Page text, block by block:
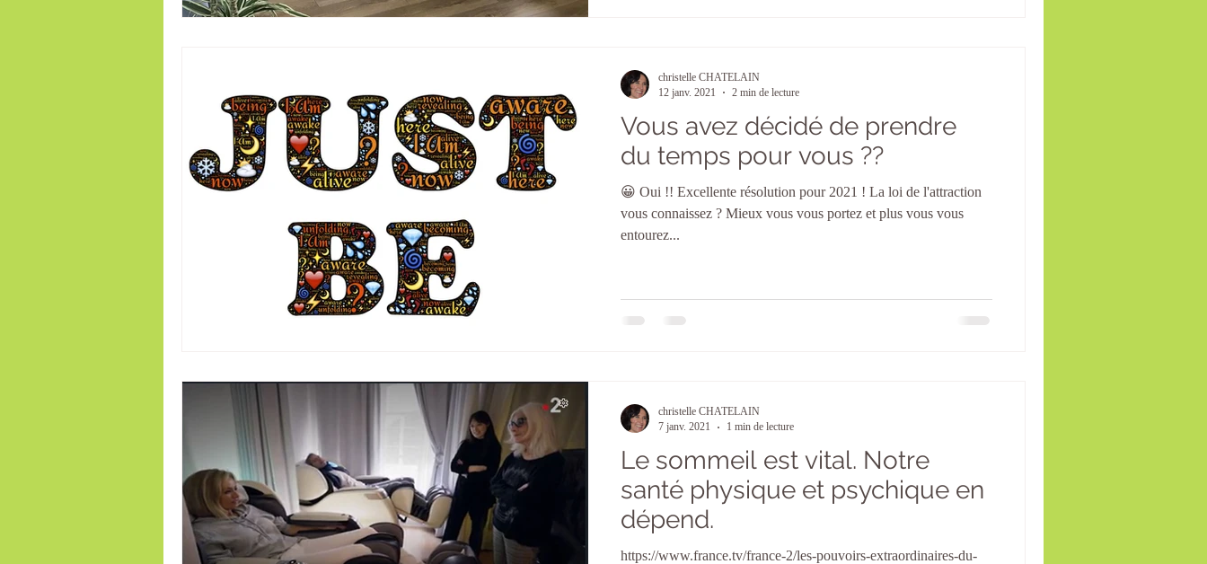
Vous avez décidé de prendre
du temps pour vous ??
😀 Oui !! Excellente résolution pour 2021 ! La loi de l'attraction
vous connaissez ? Mieux vous vous portez et plus vous vous
entourez...
christelle CHATELAIN
12 janv. 2021
2 min de lecture
Le sommeil est vital. Notre
santé physique et psychique en
dépend.
https://www.france.tv/france-2/les-pouvoirs-extraordinaires-du-
christelle CHATELAIN
7 janv. 2021
1 min de lecture